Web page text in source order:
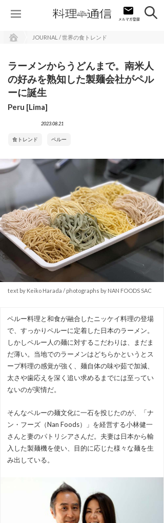
JOURNAL / 世界の食トレンド
ラーメンからうどんまで。南米人
の好みを熟知した製麺会社がペル
ーに誕生
Peru [Lima]
2023.08.21
食トレンド ペルー
text by Keiko Harada / photographs by NAN FOODS SAC
ペルー料理と和食が融合したニッケイ料理の登場
で、すっかりペルーに定着した日本のラーメン。
しかしペルー人の麺に対するこだわりは、まだま
だ薄い。当地でのラーメンはどちらかというとス
ープ料理の感覚が強く、麺自体の味や茹で加減、
太さや歯応えを深く追い求めるまでには至ってい
ないのが実情だ。
そんなペルーの麺文化に一石を投じたのが、「ナ
ン・フーズ（Nan Foods）」を経営する小林健一
さんと妻のパトリシアさんだ。夫妻は日本から輸
入した製麺機を使い、目的に応じた様々な麺を生
み出している。